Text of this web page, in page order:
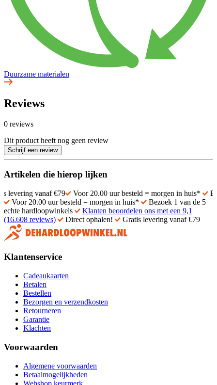
Duurzame materialen
Reviews
0 reviews
Dit product heeft nog geen review
Schrijf een review
Artikelen die hierop lijken
vanaf €79 Voor 20.00 uur besteld = morgen in huis*
Bezoek 1
Voor 20.00 uur besteld = morgen in huis*
Bezoek 1 van de 5
echte hardloopwinkels
Klanten beoordelen ons met een 9,1
(16.608 reviews)
Direct ophalen! Gratis levering vanaf €79
Klantenservice
Cadeaukaarten
Betalen
Bestellen
Bezorgen en verzendkosten
Retourneren
Garantie
Klachten
Voorwaarden
Algemene voorwaarden
Betaalmogelijkheden
Webshop keurmerk